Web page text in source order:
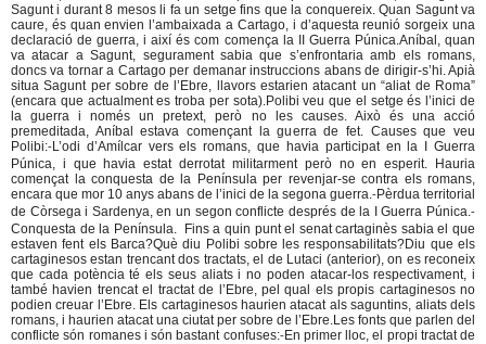
Sagunt i durant 8 mesos li fa un setge fins que la conquereix. Quan Sagunt va
caure, és quan envien l’ambaixada a Cartago, i d’aquesta reunió sorgeix una
declaració de guerra, i així és com comença la II Guerra Púnica.Aníbal, quan
va atacar a Sagunt, segurament sabia que s’enfrontaria amb els romans,
doncs va tornar a Cartago per demanar instruccions abans de dirigir-s’hi. Apià
situa Sagunt per sobre de l’Ebre, llavors estarien atacant un “aliat de Roma”
(encara que actualment es troba per sota).Polibi veu que el setge és l’inici de
la guerra i només un pretext, però no les causes. Això és una acció
premeditada, Aníbal estava començant la guerra de fet. Causes que veu
Polibi:-L’odi d’Amílcar vers els romans, que havia participat en la I Guerra
Púnica, i que havia estat derrotat militarment però no en esperit. Hauria
començat la conquesta de la Península per revenjar-se contra els romans,
encara que mor 10 anys abans de l’inici de la segona guerra.-Pèrdua territorial
de Còrsega i Sardenya, en un segon conflicte després de la I Guerra Púnica.-
Conquesta de la Península. Fins a quin punt el senat cartaginès sabia el que
estaven fent els Barca?Què diu Polibi sobre les responsabilitats?Diu que els
cartaginesos estan trencant dos tractats, el de Lutaci (anterior), on es reconeix
que cada potència té els seus aliats i no poden atacar-los respectivament, i
també havien trencat el tractat de l’Ebre, pel qual els propis cartaginesos no
podien creuar l’Ebre. Els cartaginesos haurien atacat als saguntins, aliats dels
romans, i haurien atacat una ciutat per sobre de l’Ebre.Les fonts que parlen del
conflicte són romanes i són bastant confuses:-En primer lloc, el propi tractat de